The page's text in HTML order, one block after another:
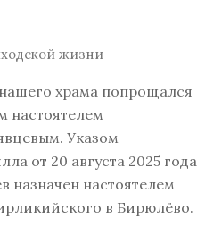
жизни
храма попрощался
Указом
от 20 августа 2025 года
назначен настоятелем
в Бирюлёво.